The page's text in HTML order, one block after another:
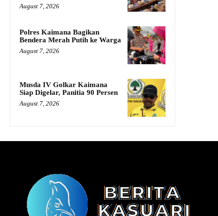
August 7, 2026
Polres Kaimana Bagikan
Bendera Merah Putih ke Warga
August 7, 2026
Musda IV Golkar Kaimana
Siap Digelar, Panitia 90 Persen
August 7, 2026